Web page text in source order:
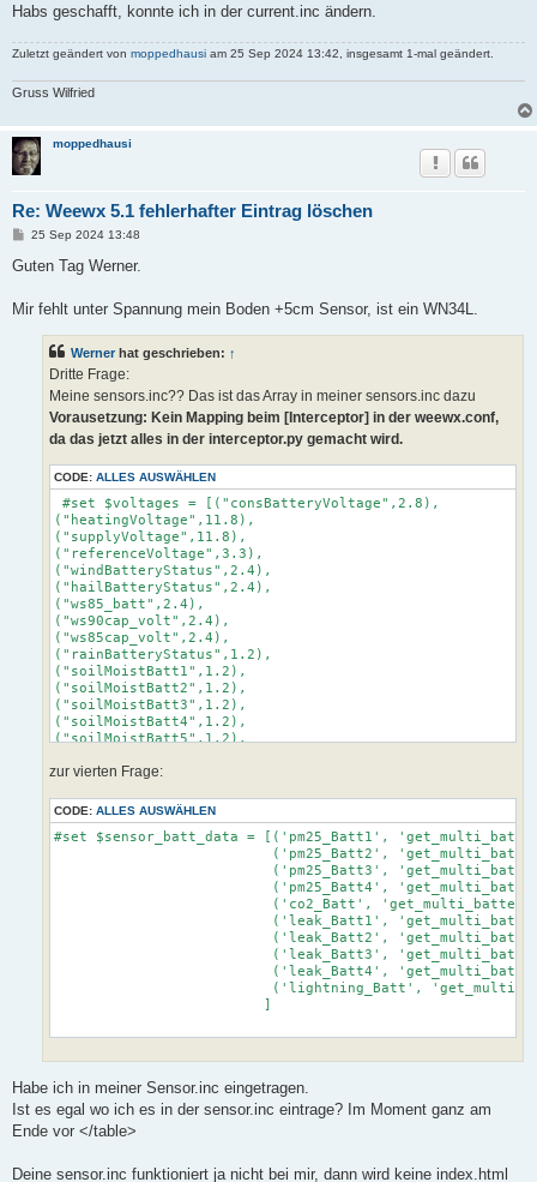
Habs geschafft, konnte ich in der current.inc ändern.
Zuletzt geändert von moppedhausi am 25 Sep 2024 13:42, insgesamt 1-mal geändert.
Gruss Wilfried
moppedhausi
Re: Weewx 5.1 fehlerhafter Eintrag löschen
B
i
a
25 Sep 2024 13:48
Guten Tag Werner.
Mir fehlt unter Spannung mein Boden +5cm Sensor, ist ein WN34L.
Werner hat geschrieben: ↑
Dritte Frage:
Meine sensors.inc?? Das ist das Array in meiner sensors.inc dazu
Vorausetzung: Kein Mapping beim [Interceptor] in der weewx.conf,
da das jetzt alles in der interceptor.py gemacht wird.
CODE: ALLES AUSWÄHLEN
#set $voltages = [("consBatteryVoltage",2.8),
("heatingVoltage",11.8),
("supplyVoltage",11.8),
("referenceVoltage",3.3),
("windBatteryStatus",2.4),
("hailBatteryStatus",2.4),
("ws85_batt",2.4),
("ws90cap_volt",2.4),
("ws85cap_volt",2.4),
("rainBatteryStatus",1.2),
("soilMoistBatt1",1.2),
("soilMoistBatt2",1.2),
("soilMoistBatt3",1.2),
("soilMoistBatt4",1.2),
("soilMoistBatt5",1.2),
("soilMoistBatt7",1.2),
("soilMoistBatt9",1.2),
("soilMoistBatt10",1.2),
("soilMoistBatt11",1.2),
("soilTempBatt7",1.2),
("soilTempBatt10",1.2),
("soilTempBatt11",1.2),
("soilTempBatt12",1.2),
("soilTempBatt15",1.2),
zur vierten Frage:
CODE: ALLES AUSWÄHLEN
#set $sensor_batt_data = [('pm25_Batt1',
('pm25_Batt2',
('pm25_Batt3',
('pm25_Batt4',
('co2_Batt',
('leak_Batt1',
('leak_Batt2',
('leak_Batt3',
('leak_Batt4',
('lightning_Batt',
                         ]
Habe ich in meiner Sensor.inc eingetragen.
Ist es egal wo ich es in der sensor.inc eintrage? Im Moment ganz am
Ende vor </table>
Deine sensor.inc funktioniert ja nicht bei mir, dann wird keine index.html